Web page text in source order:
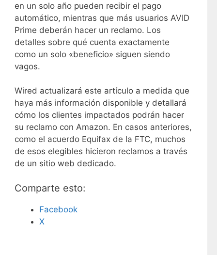
en un solo año pueden recibir el pago
automático, mientras que más usuarios AVID
Prime deberán hacer un reclamo. Los
detalles sobre qué cuenta exactamente
como un solo «beneficio» siguen siendo
vagos.
Wired actualizará este artículo a medida que
haya más información disponible y detallará
cómo los clientes impactados podrán hacer
su reclamo con Amazon. En casos anteriores,
como el acuerdo Equifax de la FTC, muchos
de esos elegibles hicieron reclamos a través
de un sitio web dedicado.
Comparte esto:
Facebook
X